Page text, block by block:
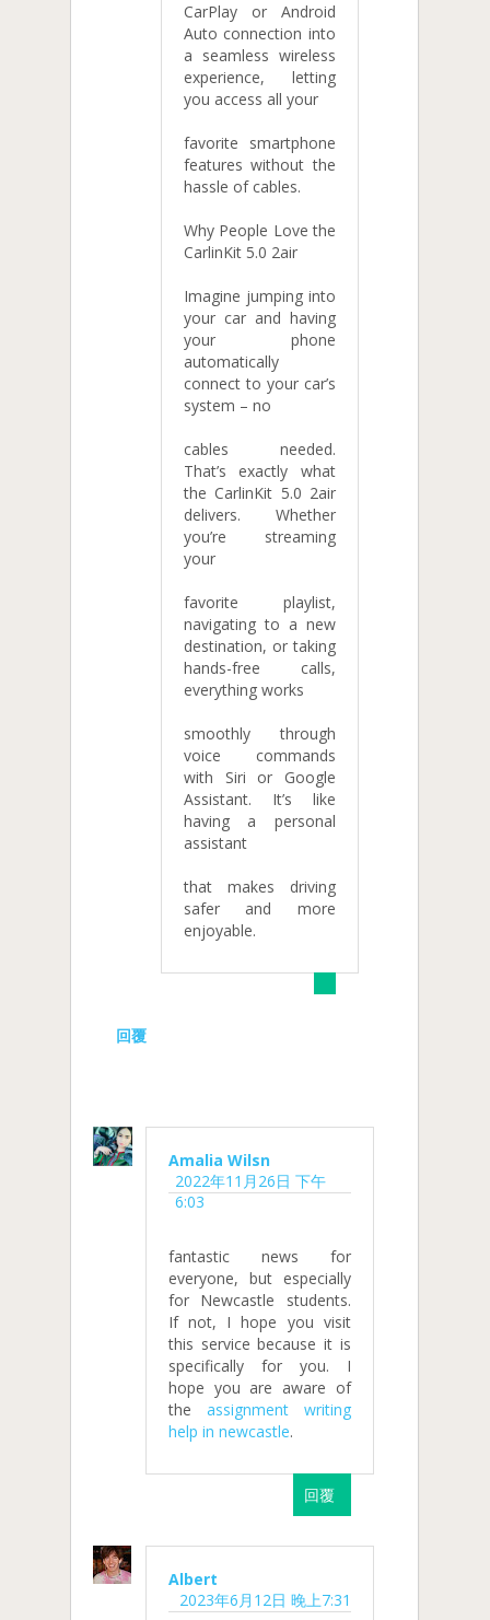
CarPlay or Android
Auto connection into
a seamless wireless
experience, letting
you access all your
favorite smartphone
features without the
hassle of cables.
Why People Love the
CarlinKit 5.0 2air
Imagine jumping into
your car and having
your phone
automatically
connect to your car’s
system – no
cables needed.
That’s exactly what
the CarlinKit 5.0 2air
delivers. Whether
you’re streaming
your
favorite playlist,
navigating to a new
destination, or taking
hands-free calls,
everything works
smoothly through
voice commands
with Siri or Google
Assistant. It’s like
having a personal
assistant
that makes driving
safer and more
enjoyable.
回覆
Amalia Wilsn
2022年11月26日 下午
6:03
fantastic news for
everyone, but especially
for Newcastle students.
If not, I hope you visit
this service because it is
specifically for you. I
hope you are aware of
the assignment writing
help in newcastle.
回覆
Albert
2023年6月12日 晚上7:31